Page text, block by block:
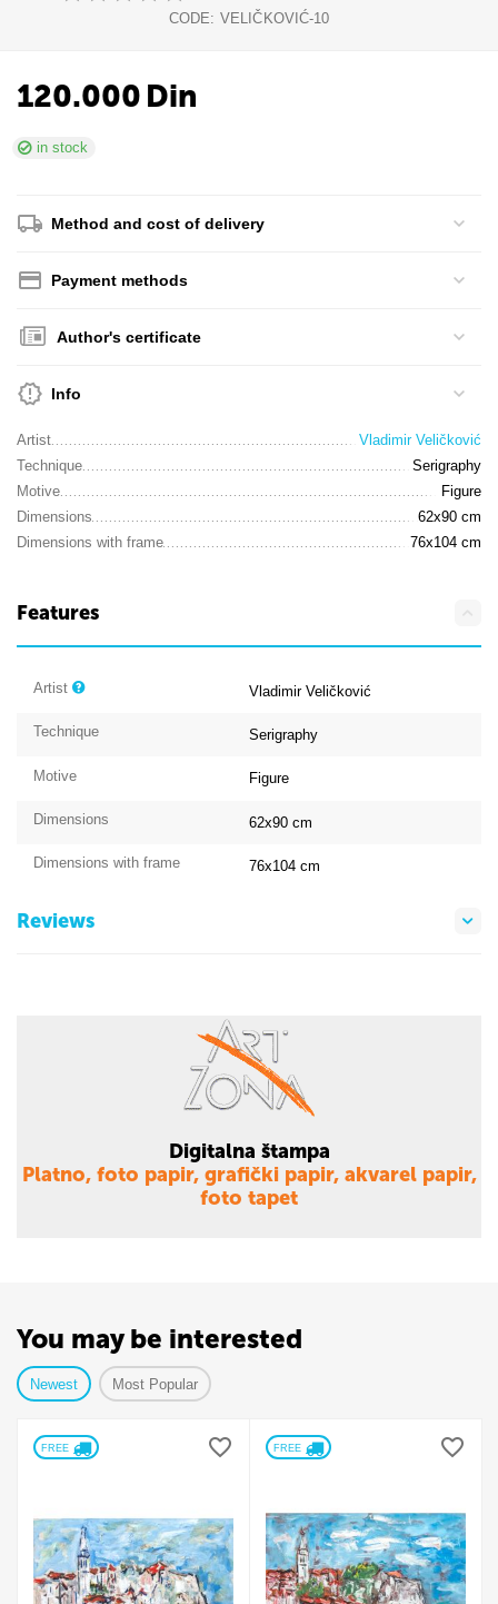
CODE: VELIČKOVIĆ-10
120.000 Din
in stock
Method and cost of delivery
Payment methods
Author's certificate
Info
Artist
Vladimir Veličković
Technique
Serigraphy
Motive
Figure
Dimensions
62x90 cm
Dimensions with frame
76x104 cm
Features
Artist Vladimir Veličković
Technique Serigraphy
Motive Figure
Dimensions 62x90cm
Dimensions with frame 76x104cm
Reviews
Digitalna štampa
Platno, foto papir, grafički papir, akvarel papir,
foto tapet
You may be interested
Newest Most Popular
FREE FREE